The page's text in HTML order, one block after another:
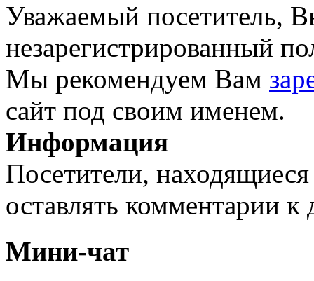
Уважаемый посетитель,
незарегистрированный
Мы рекомендуем Вам
сайт под своим именем.
Информация
Посетители,
оставлять комментарии
Мини-чат